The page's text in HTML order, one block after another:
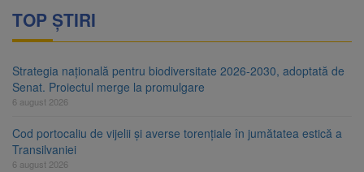
TOP ȘTIRI
Strategia națională pentru biodiversitate 2026-2030, adoptată de
Senat. Proiectul merge la promulgare
6 august 2026
Cod portocaliu de vijelii și averse torențiale în jumătatea estică a
Transilvaniei
6 august 2026